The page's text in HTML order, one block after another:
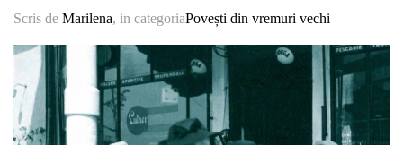
Scris de Marilena, in categoriaPovești din vremuri vechi